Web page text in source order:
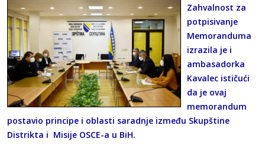
Zahvalnost za
potpisivanje
Memoranduma
izrazila je i
ambasadorka
Kavalec ističući
da je ovaj
memorandum
postavio principe i oblasti saradnje između Skupštine
Distrikta i Misije OSCE-a u BiH.